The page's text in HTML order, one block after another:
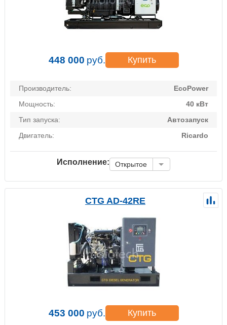
448 000 руб. Купить
Производитель:
EcoPower
Мощность:
40 кВт
Тип запуска:
Автозапуск
Двигатель:
Ricardo
Исполнение: Открытое
CTG AD-42RE
453 000 руб. Купить